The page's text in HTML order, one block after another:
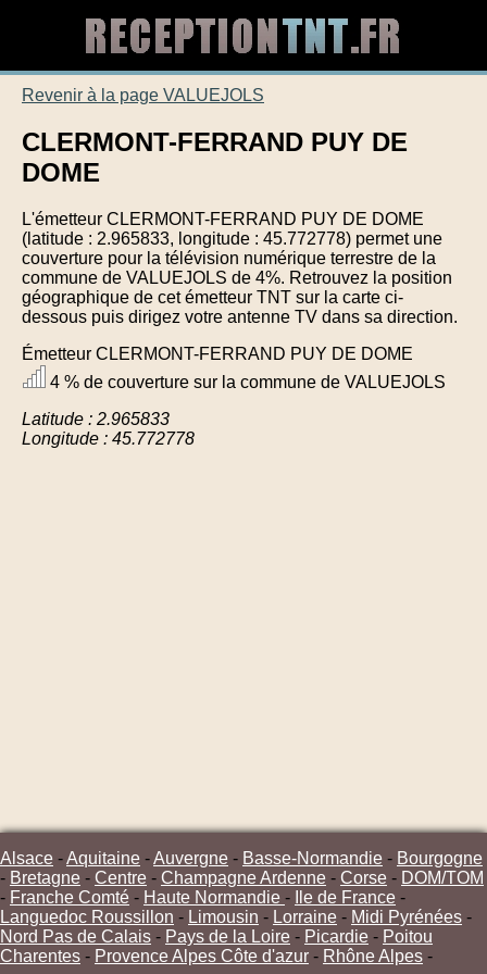
Revenir à la page VALUEJOLS
CLERMONT-FERRAND PUY DE
DOME
L'émetteur CLERMONT-FERRAND PUY DE DOME
(latitude : 2.965833, longitude : 45.772778) permet une
couverture pour la télévision numérique terrestre de la
commune de VALUEJOLS de 4%. Retrouvez la position
géographique de cet émetteur TNT sur la carte ci-
dessous puis dirigez votre antenne TV dans sa direction.
Émetteur CLERMONT-FERRAND PUY DE DOME
4 % de couverture sur la commune de VALUEJOLS
Latitude : 2.965833
Longitude : 45.772778
Alsace -Aquitaine -Auvergne - Basse-Normandie - Bourgogne
- Bretagne - Centre - Champagne Ardenne - Corse - DOM/TOM
- Franche Comté - Haute Normandie - Ile de France -
Languedoc Roussillon - Limousin - Lorraine - Midi Pyrénées -
Nord Pas de Calais - Pays de la Loire - Picardie - Poitou
Charentes - Provence Alpes Côte d'azur - Rhône Alpes -